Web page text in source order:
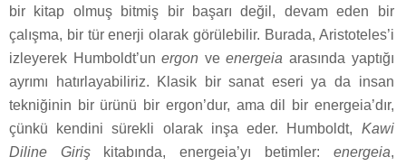
bir kitap olmuş bitmiş bir başarı değil, devam eden bir
çalışma, bir tür enerji olarak görülebilir. Burada, Aristoteles’i
izleyerek Humboldt’unergon veenergeia arasında yaptığı
ayrımı hatırlayabiliriz. Klasik bir sanat eseri ya da insan
tekniğinin bir ürünü bir ergon’dur, ama dil bir energeia’dır,
çünkü kendini sürekli olarak inşa eder. Humboldt, Kawi
Diline Girişkitabında, energeia’yı betimler: energeia,